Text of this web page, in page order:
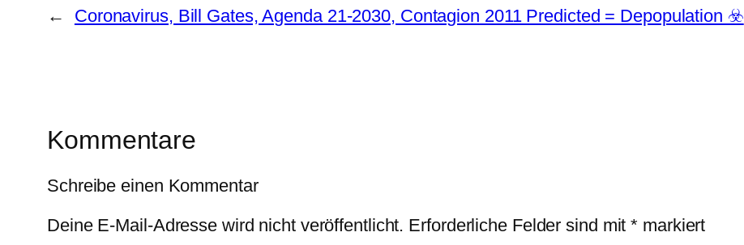
← Coronavirus, Bill Gates, Agenda 21-2030, Contagion 2011 Predicted = Depopulation ☣️
Kommentare
Schreibe einen Kommentar
Deine E-Mail-Adresse wird nicht veröffentlicht. Erforderliche Felder sind mit* markiert